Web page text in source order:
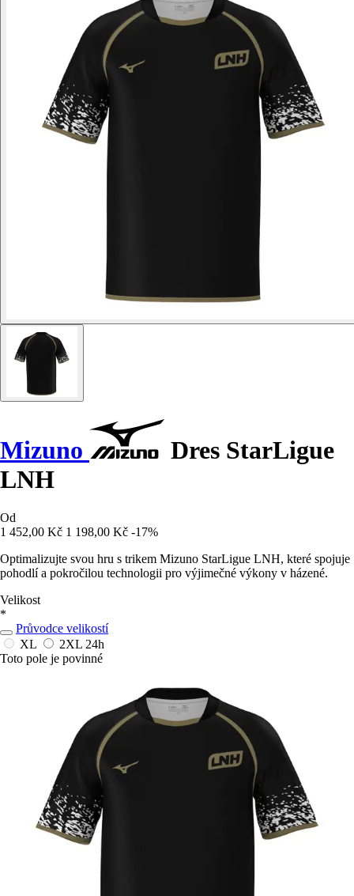
Mizuno
Dres StarLigue
LNH
Od
1 452,00 Kč 1 198,00 Kč -17%
Optimalizujte svou hru s trikem Mizuno StarLigue LNH, které spojuje
pohodlí a pokročilou technologii pro výjimečné výkony v házené.
Velikost
*
Průvodce velikostí
XL
2XL 24h
Toto pole je povinné